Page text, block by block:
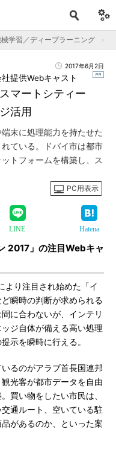
学習／ディープラーニング
2017年6月2日
マートシティー
活用
提供Webキャスト
末に処理能力を持たせた
ている。ドバイ市は都市
トフォームを構築し、ス
PC用表示
LINE Hatena
2017」の注目Webキャ
り注目され始めた「イ
瞬時の判断が求められる
に合わないが、インテリ
ジ自体が備える高い処理
示を瞬時に行える。
るのがアラブ首長国連邦
光客が都市データを自由
買い物をしたい市民は、
通ルート、空いている駐
があるのか、といった案